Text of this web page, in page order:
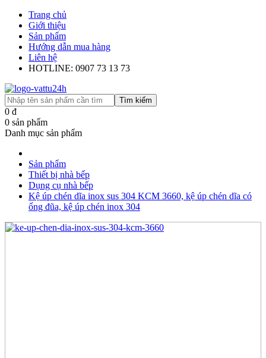
Trang chủ
Giới thiệu
Sản phẩm
Hướng dẫn mua hàng
Liên hệ
HOTLINE: 0907 73 13 73
Tìm kiếm
0 đ
0 sản phẩm
Danh mục sản phẩm
Sản phẩm
Thiết bị nhà bếp
Dụng cụ nhà bếp
Kệ úp chén dĩa inox sus 304 KCM 3660, kệ úp chén dĩa có
ống đũa, kệ úp chén inox 304